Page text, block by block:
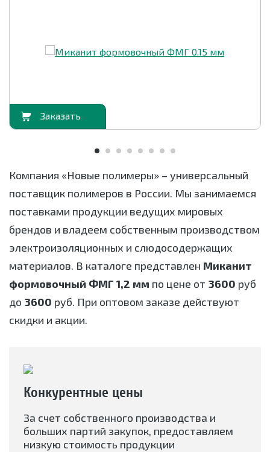
Компания «Новые полимеры» – универсальный
поставщик полимеров в России. Мы занимаемся
поставками продукции ведущих мировых
брендов и владеем собственным производством
электроизоляционных и слюдосодержащих
материалов. В каталоге представлен Миканит
формовочный ФМГ 1,2 мм по цене от 3600 руб
до 3600 руб. При оптовом заказе действуют
скидки и акции.
Конкурентные цены
За счет собственного производства и
больших партий закупок, предоставляем
низкую стоимость продукции